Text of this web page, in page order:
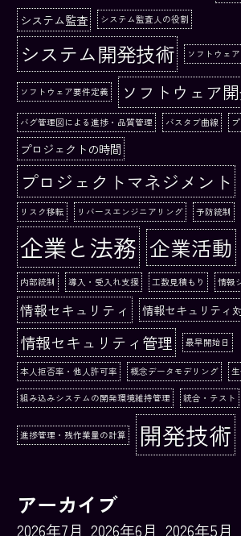
システム監査 システム監査人の役割
システム開発技術 ソフトウェ
ソフトウェア要件定義 ソフトウェア
バグ管理図による進捗・品質管理 バスタブ曲線
プロジェクトの時間
プロジェクトマネジメント
リスク移転 リバースエンジニアリング 予防統制
企業と法務 企業活動
内部統制 導入・受入れ支援 工数見積もり 情報
情報セキュリティ 情報セキュリティ
情報セキュリティ管理 最早開始日
本人拒否率・他人許可率 概念データモデリング
組み込みシステムの開発環境維持管理 統合・テスト
進捗管理・残作業量の計算 開発技術
アーカイブ
2026年7月 2026年6月 2026年5月